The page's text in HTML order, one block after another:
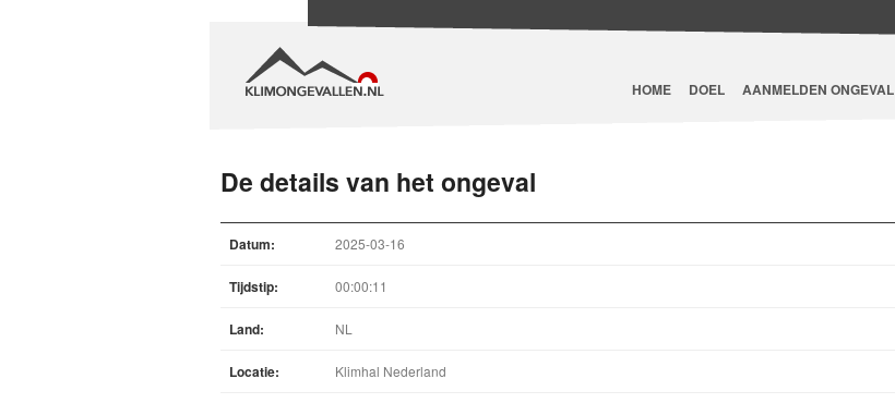
HOME DOEL AANMELDEN ONGEVAL
De details van het ongeval
Datum: 2025-03-16
Tijdstip: 00:00:11
Land: NL
Locatie: Klimhal Nederland